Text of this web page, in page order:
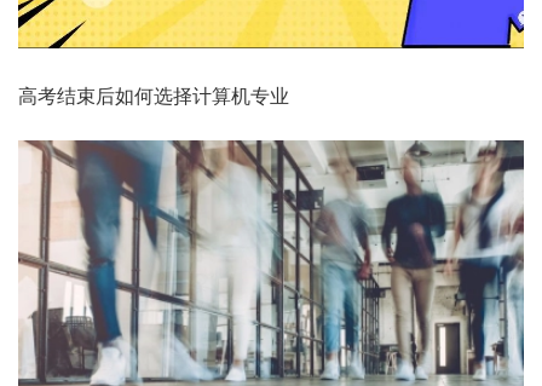
高考结束后如何选择计算机专业